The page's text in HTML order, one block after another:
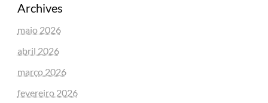
Archives
maio 2026
abril 2026
março 2026
fevereiro 2026